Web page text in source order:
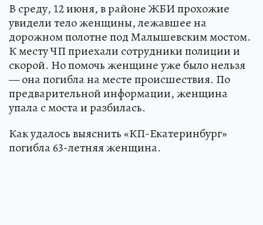
В среду, 12 июня, в районе ЖБИ прохожие
увидели тело женщины, лежавшее на
дорожном полотне под Малышевским мостом.
К месту ЧП приехали сотрудники полиции и
скорой. Но помочь женщине уже было нельзя
— она погибла на месте происшествия. По
предварительной информации, женщина
упала с моста и разбилась.
Как удалось выяснить «КП-Екатеринбург»
погибла 63-летняя женщина.